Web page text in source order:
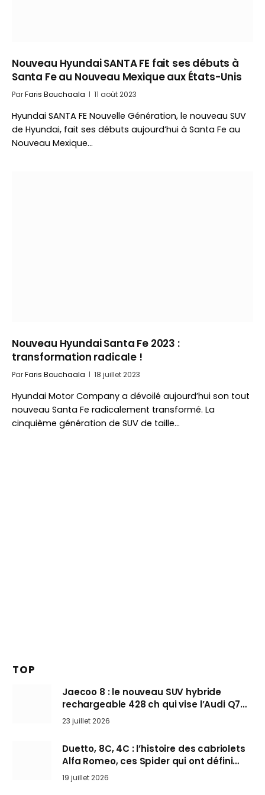
Nouveau Hyundai SANTA FE fait ses débuts à
Santa Fe au Nouveau Mexique aux États-Unis
ParFaris Bouchaala 11 août 2023
Hyundai SANTA FE Nouvelle Génération, le nouveau SUV
de Hyundai, fait ses débuts aujourd’hui à Santa Fe au
Nouveau Mexique…
Nouveau Hyundai Santa Fe 2023 :
transformation radicale !
ParFaris Bouchaala 18 juillet 2023
Hyundai Motor Company a dévoilé aujourd’hui son tout
nouveau Santa Fe radicalement transformé. La
cinquième génération de SUV de taille…
TOP
Jaecoo 8 : le nouveau SUV hybride
rechargeable 428 ch qui vise l’Audi Q7
arrive en Europe cet automne
23 juillet 2026
Duetto, 8C, 4C : l’histoire des cabriolets
Alfa Romeo, ces Spider qui ont défini
l’art de rouler cheveux au vent
19 juillet 2026